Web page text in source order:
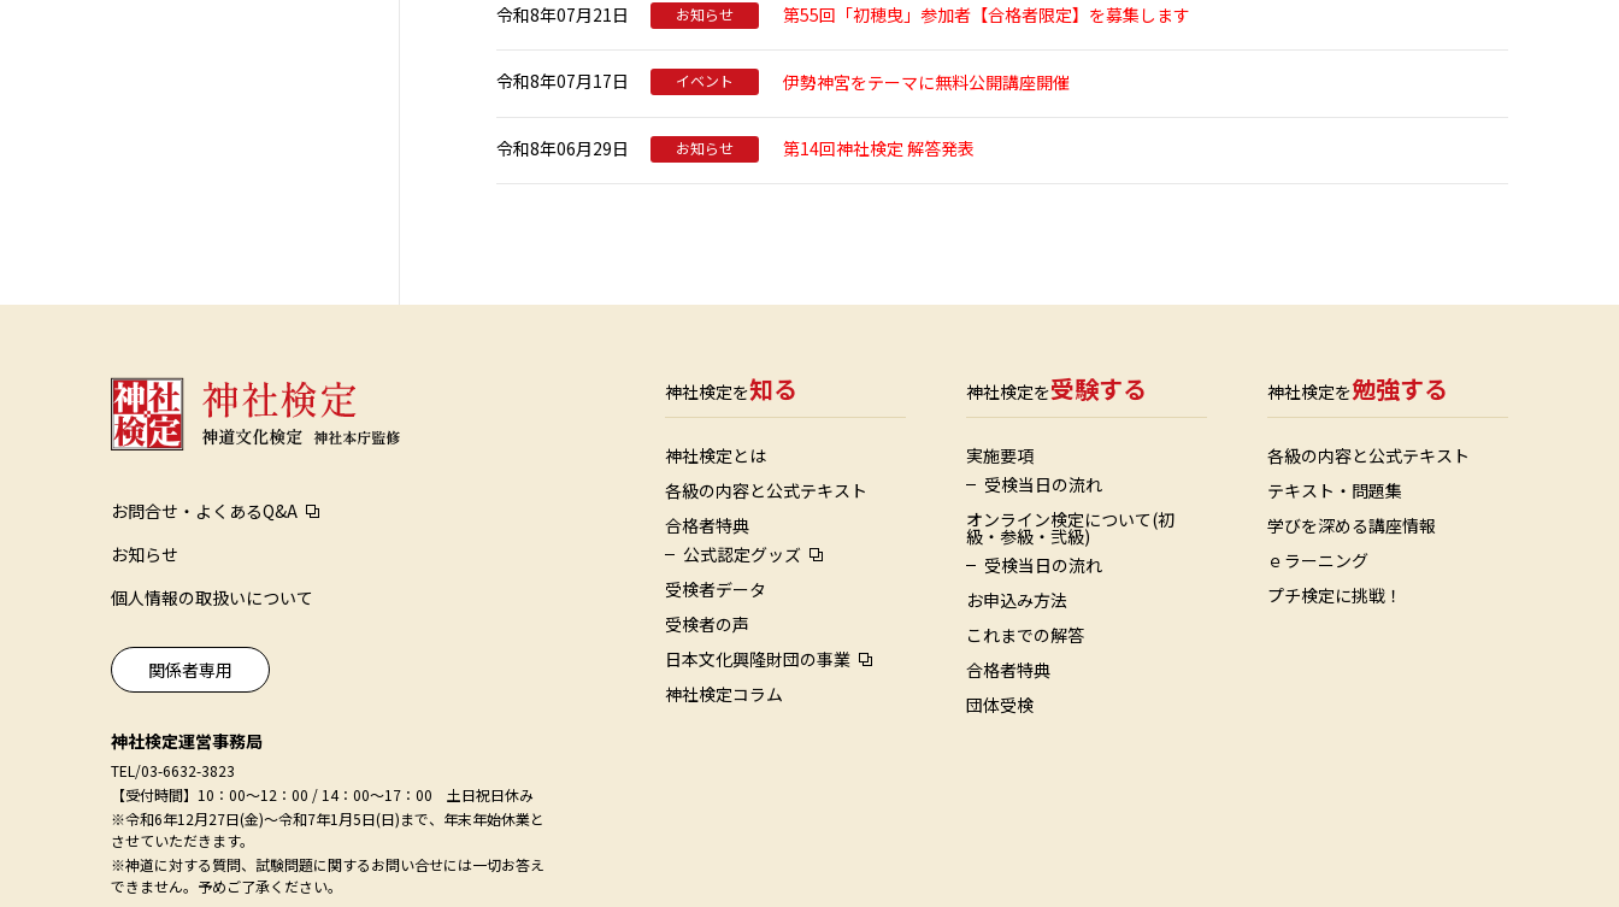
令和8年07月21日 お知らせ 第55回「初穂曳」参加者【合格者限定】を募集します
令和8年07月17日 イベント 伊勢神宮をテーマに無料公開講座開催
令和8年06月29日 お知らせ 第14回神社検定 解答発表
神社検定を知る
神社検定とは
各級の内容と公式テキスト
合格者特典
公式認定グッズ
受検者データ
受検者の声
日本文化興隆財団の事業
神社検定コラム
神社検定を受験する
実施要項
受検当日の流れ
オンライン検定について(初
級・参級・弐級)
受検当日の流れ
お申込み方法
これまでの解答
合格者特典
団体受検
神社検定を勉強する
各級の内容と公式テキスト
テキスト・問題集
学びを深める講座情報
ｅラーニング
プチ検定に挑戦！
お問合せ・よくあるQ&A
お知らせ
個人情報の取扱いについて
関係者専用
神社検定運営事務局
TEL/03-6632-3823
【受付時間】10：00～12：00 / 14：00～17：00 土日祝日休み
※令和6年12月27日(金)～令和7年1月5日(日)まで、年末年始休業と
させていただきます。
※神道に対する質問、試験問題に関するお問い合せには一切お答え
できません。予めご了承ください。